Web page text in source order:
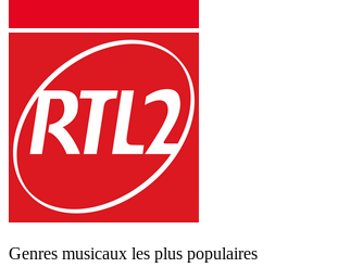
Genres musicaux les plus populaires